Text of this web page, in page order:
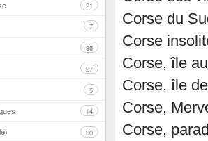
21
7
35
27
5
14
30
Corse du
Corse
Corse, île
Corse, île
Corse,
Corse,